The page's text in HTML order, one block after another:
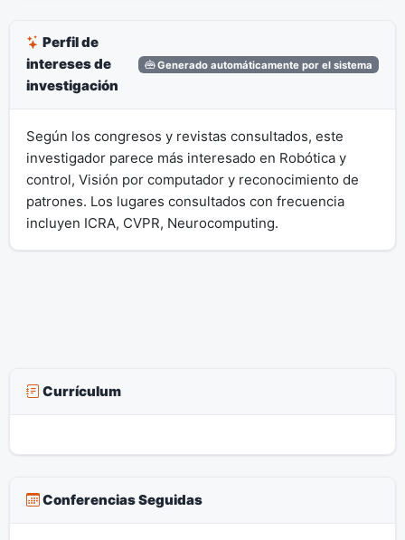
Perfil de
intereses de
investigación
Generado automáticamente por el sistema
Según los congresos y revistas consultados, este
investigador parece más interesado en Robótica y
control, Visión por computador y reconocimiento de
patrones. Los lugares consultados con frecuencia
incluyen ICRA, CVPR, Neurocomputing.
Currículum
Conferencias Seguidas